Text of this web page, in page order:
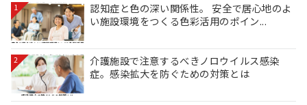
1
認知症と色の深い関係性。 安全で居心地のよ
い施設環境をつくる色彩活用のポイン...
2
介護施設で注意するべきノロウイルス感染
症。感染拡大を防ぐための対策とは